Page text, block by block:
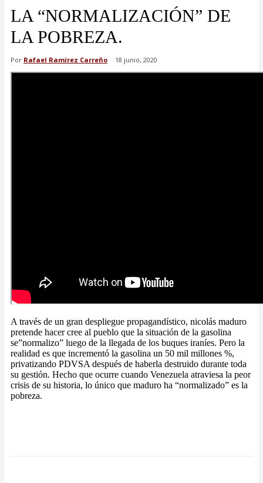
LA “NORMALIZACIÓN” DE
LA POBREZA.
Por Rafael Ramírez Carreño 18 junio, 2020
A través de un gran despliegue propagandístico, nicolás maduro
pretende hacer cree al pueblo que la situación de la gasolina
se”normalizo” luego de la llegada de los buques iraníes. Pero la
realidad es que incrementó la gasolina un 50 mil millones %,
privatizando PDVSA después de haberla destruido durante toda
su gestión. Hecho que ocurre cuando Venezuela atraviesa la peor
crisis de su historia, lo único que maduro ha “normalizado” es la
pobreza.